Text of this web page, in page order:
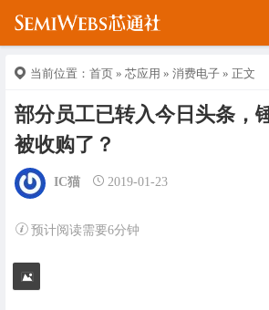
当前位置： 首页 » 芯应用 » 消费电子 » 正文
部分员工已转入今日头条，
被收购了？
IC猫 2019-01-23
预计阅读需要6分钟